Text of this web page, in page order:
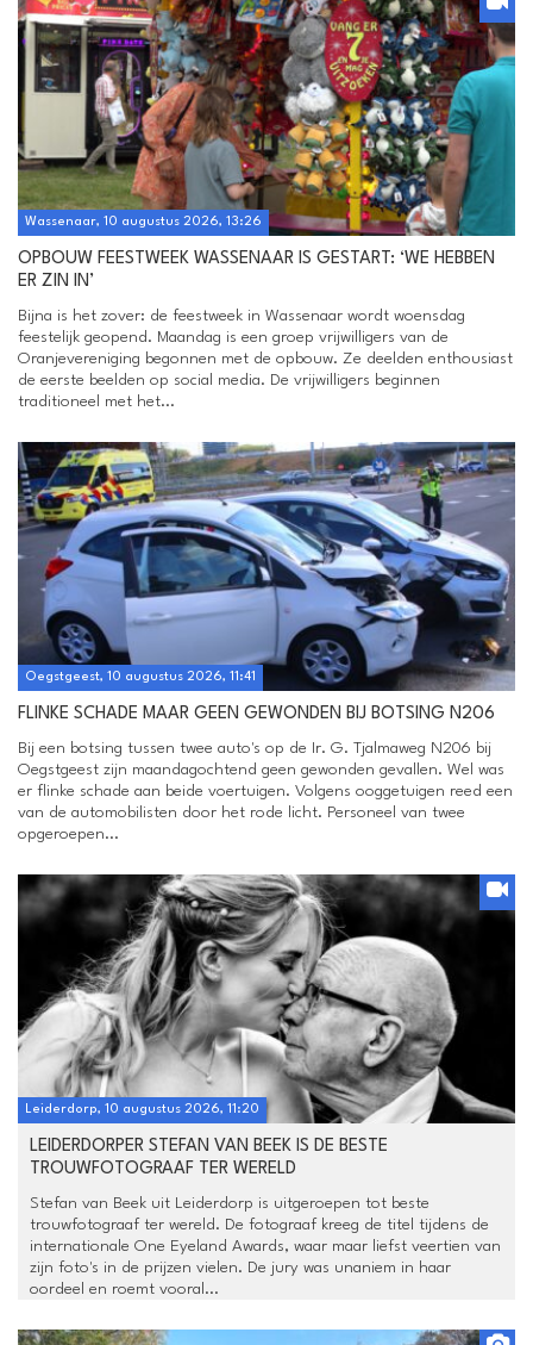
Wassenaar, 10 augustus 2026, 13:26
OPBOUW FEESTWEEK WASSENAAR IS GESTART: ‘WE HEBBEN
ER ZIN IN’
Bijna is het zover: de feestweek in Wassenaar wordt woensdag
feestelijk geopend. Maandag is een groep vrijwilligers van de
Oranjevereniging begonnen met de opbouw. Ze deelden enthousiast
de eerste beelden op social media. De vrijwilligers beginnen
traditioneel met het...
Oegstgeest, 10 augustus 2026, 11:41
FLINKE SCHADE MAAR GEEN GEWONDEN BIJ BOTSING N206
Bij een botsing tussen twee auto's op de Ir. G. Tjalmaweg N206 bij
Oegstgeest zijn maandagochtend geen gewonden gevallen. Wel was
er flinke schade aan beide voertuigen. Volgens ooggetuigen reed een
van de automobilisten door het rode licht. Personeel van twee
opgeroepen...
Leiderdorp, 10 augustus 2026, 11:20
LEIDERDORPER STEFAN VAN BEEK IS DE BESTE
TROUWFOTOGRAAF TER WERELD
Stefan van Beek uit Leiderdorp is uitgeroepen tot beste
trouwfotograaf ter wereld. De fotograaf kreeg de titel tijdens de
internationale One Eyeland Awards, waar maar liefst veertien van
zijn foto's in de prijzen vielen. De jury was unaniem in haar
oordeel en roemt vooral...